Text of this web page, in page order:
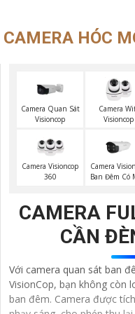
CAMERA HÓC
Camera Quan Sát
Visioncop
Camera
Visioncop
Camera Visioncop
360
Camera
Ban Đêm Có
CAMERA
CẦN
Với camera quan sát ban
VisionCop, bạn không còn
ban đêm. Camera được